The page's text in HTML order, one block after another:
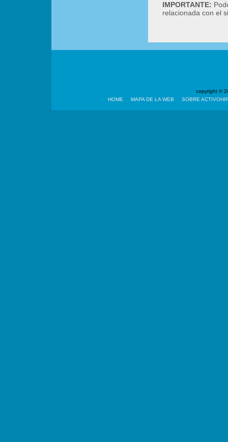
IMPORTANTE:
relacionada con el
copyright ©
HOME
MAPA DE LA WEB SOBRE